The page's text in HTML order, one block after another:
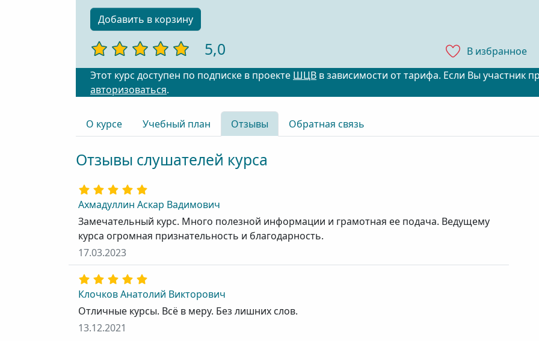
Добавить в корзину
5,0
В избранноe
Этот курс доступен по подписке в проекте ШЦВ в зависимости от тарифа. Если Вы участник
авторизоваться.
О курсе Учебный план Отзывы Обратная связь
Отзывы слушателей курса
Ахмадуллин Аскар Вадимович
Замечательный курс. Много полезной информации и грамотная ее подача. Ведущему
курса огромная признательность и благодарность.
17.03.2023
Клочков Анатолий Викторович
Отличные курсы. Всё в меру. Без лишних слов.
13.12.2021